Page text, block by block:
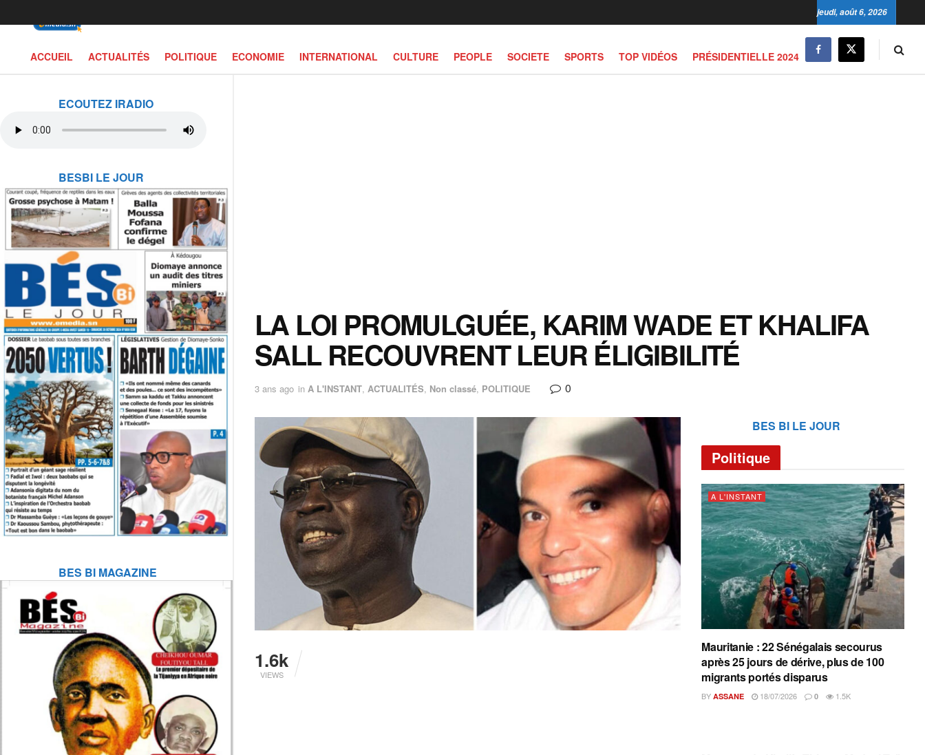
ECOUTEZ IRADIO
BESBI LE JOUR
BES BI MAGAZINE
jeudi, août 6, 2026
ACCUEIL ACTUALITÉS POLITIQUE ECONOMIE INTERNATIONAL CULTURE PEOPLE SOCIETE SPORTS TOP VIDÉOS PRÉSIDENTIELLE 2024
LA LOI PROMULGUÉE, KARIM WADE ET KHALIFA
SALL RECOUVRENT LEUR ÉLIGIBILITÉ
3 ans ago in A L'INSTANT, ACTUALITÉS, Non classé, POLITIQUE 0
1.6k
VIEWS
BES BI LE JOUR
Politique
A L'INSTANT
Mauritanie : 22 Sénégalais secourus
après 25 jours de dérive, plus de 100
migrants portés disparus
BY ASSANE 18/07/2026 0 1.5K